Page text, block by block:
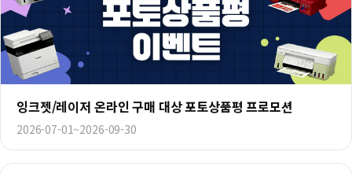
잉크젯/레이저 온라인 구매 대상 포토상품평 프로모션
2026-07-01~2026-09-30